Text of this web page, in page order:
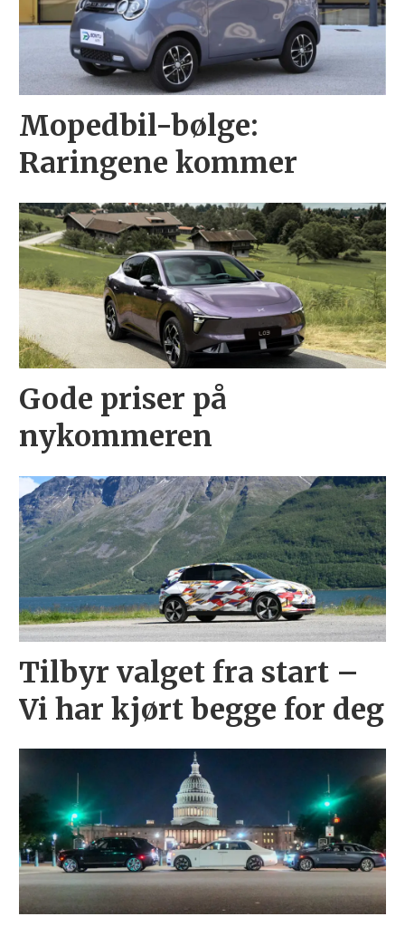
Mopedbil-bølge:
Raringene kommer
Gode priser på
nykommeren
Tilbyr valget fra start –
Vi har kjørt begge for deg